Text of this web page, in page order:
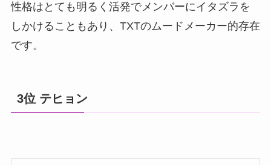
性格はとても明るく活発でメンバーにイタズラを
しかけることもあり、TXTのムードメーカー的存在
です。
3位 テヒョン